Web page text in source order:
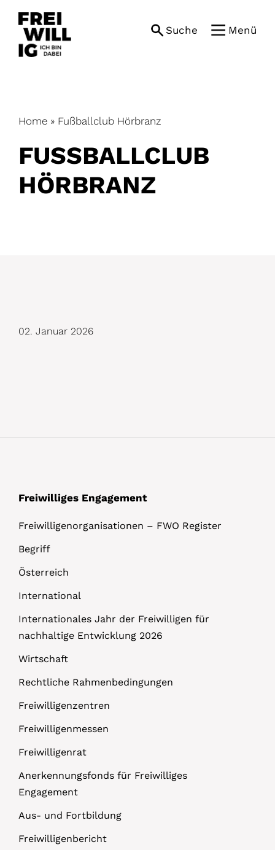
content
Suche Menü
Home » Fußballclub Hörbranz
FUSSBALLCLUB H
ÖRBRANZ
D
02. Januar 2026
Freiwilliges Engagement
Freiwilligenorganisationen – FWO Register
Begriff
Österreich
International
Internationales Jahr der Freiwilligen für
nachhaltige Entwicklung 2026
Wirtschaft
Rechtliche Rahmenbedingungen
Freiwilligenzentren
Freiwilligenmessen
Freiwilligenrat
Anerkennungsfonds für Freiwilliges
Engagement
Aus- und Fortbildung
Freiwilligenbericht